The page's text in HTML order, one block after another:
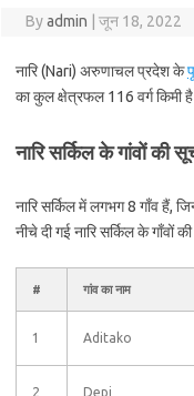
Byadmin जून 18, 2022
नारि (Nari) अरुणाचल प्रदेश के
का कुल क्षेत्रफल 116 वर्ग किमी
नारि सर्किल के गांवों
नारि सर्किल में लगभग 8 गाँव हैं,
नीचे दी गई नारि सर्किल के
# गांव का नाम
1 Aditako
2 Depi